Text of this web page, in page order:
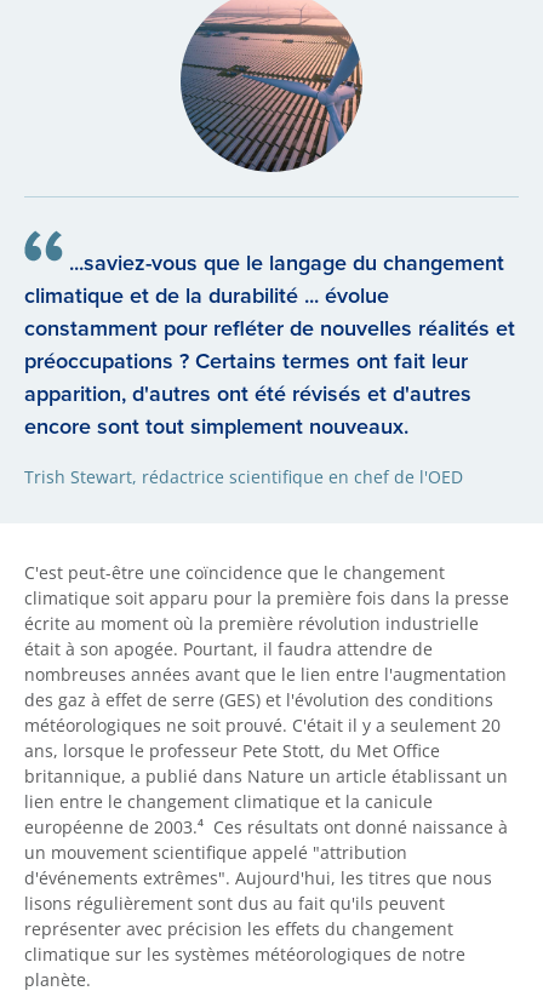
...saviez-vous que le langage du changement
climatique et de la durabilité ... évolue
constamment pour refléter de nouvelles réalités et
préoccupations ? Certains termes ont fait leur
apparition, d'autres ont été révisés et d'autres
encore sont tout simplement nouveaux.
Trish Stewart, rédactrice scientifique en chef de l'OED
C'est peut-être une coïncidence que le changement
climatique soit apparu pour la première fois dans la presse
écrite au moment où la première révolution industrielle
était à son apogée. Pourtant, il faudra attendre de
nombreuses années avant que le lien entre l'augmentation
des gaz à effet de serre (GES) et l'évolution des conditions
météorologiques ne soit prouvé. C'était il y a seulement 20
ans, lorsque le professeur Pete Stott, du Met Office
britannique, a publié dans Nature un article établissant un
lien entre le changement climatique et la canicule
européenne de 2003.⁴ Ces résultats ont donné naissance à
un mouvement scientifique appelé "attribution
d'événements extrêmes". Aujourd'hui, les titres que nous
lisons régulièrement sont dus au fait qu'ils peuvent
représenter avec précision les effets du changement
climatique sur les systèmes météorologiques de notre
planète.